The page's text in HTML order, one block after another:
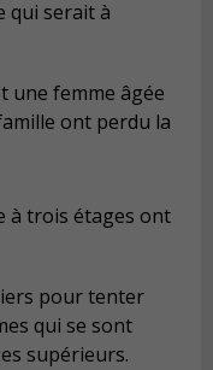
qui serait à
une femme âgée
ont perdu la
à trois étages ont
pour tenter
qui se sont
supérieurs.